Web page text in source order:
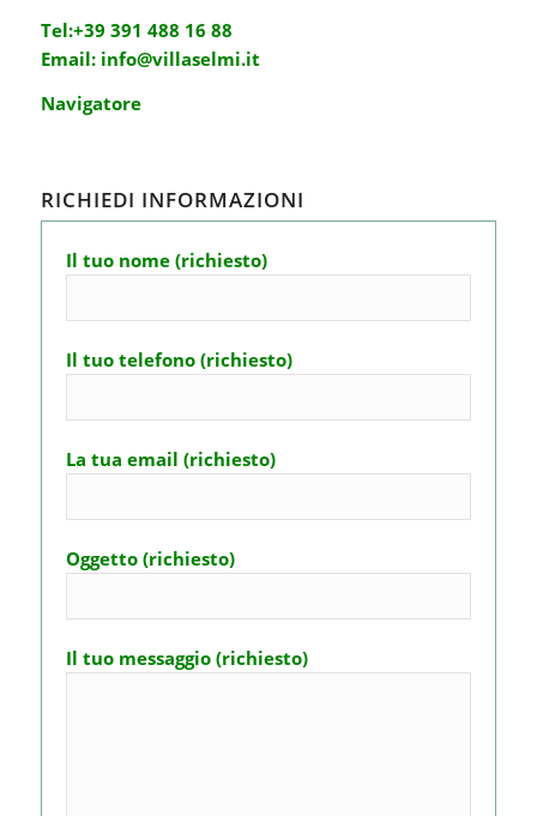
Tel:+39 391 488 16 88
Email: info@villaselmi.it
Navigatore
RICHIEDI INFORMAZIONI
Il tuo nome (richiesto)
Il tuo telefono (richiesto)
La tua email (richiesto)
Oggetto (richiesto)
Il tuo messaggio (richiesto)